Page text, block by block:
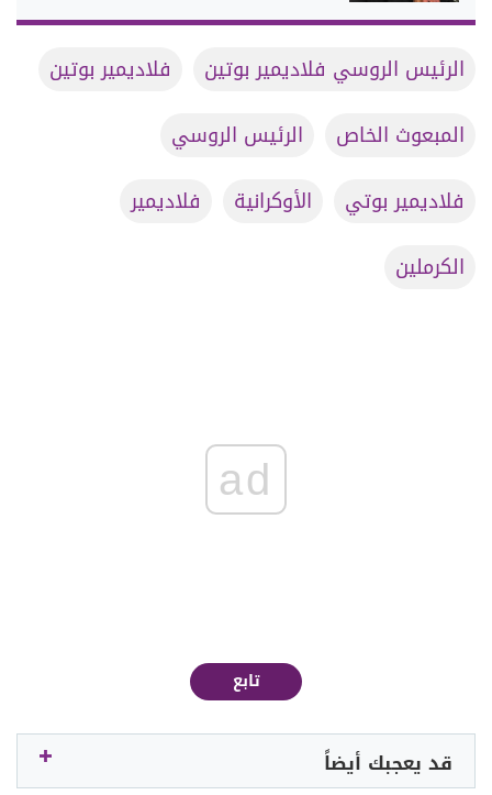
الرئيس الروسي فلاديمير بوتين
فلاديمير بوتين
المبعوث الخاص
الرئيس الروسي
فلاديمير بوتي
الأوكرانية
فلاديمير
الكرملين
ad
تابع
قد يعجبك أيضاً